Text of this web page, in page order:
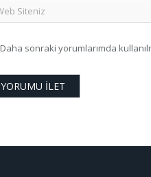
Daha sonraki yorumlarımda